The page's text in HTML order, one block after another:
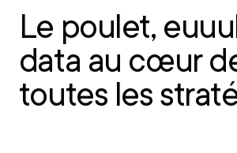
Le poulet,
data au cœur
toutes les